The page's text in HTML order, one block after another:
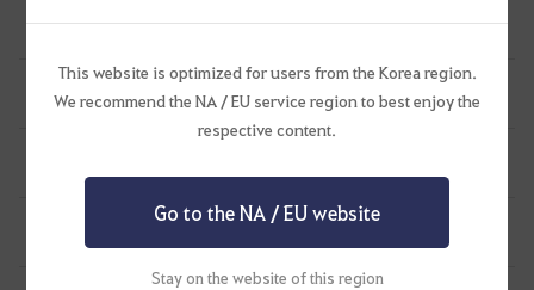
This website is optimized for users from the Korea region.
We recommend the NA / EU service region to best enjoy the
respective content.
Go to the NA / EU website
Stay on the website of this region
0
0
<나만의 메이드> 컨텐츠 보완점
0 55 SAGEMON 10 시간 전
0 40 밤이면밤마다 15 시간 전
[급질문] 런처 에러? 이거 왜 뜨는거임?
0 45 Sekky-KR 18 시간 전